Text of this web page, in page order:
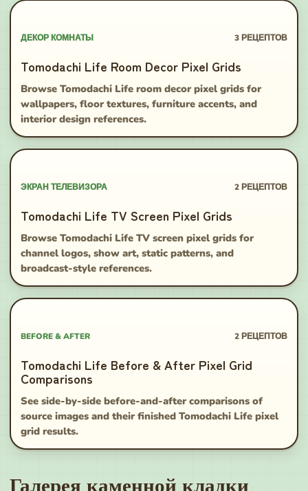
ДЕКОР КОМНАТЫ 3РЕЦЕПТОВ
Tomodachi Life Room Decor Pixel Grids
Browse Tomodachi Life room decor pixel grids for
wallpapers, floor textures, furniture accents, and
interior design references.
ЭКРАН ТЕЛЕВИЗОРА 2РЕЦЕПТОВ
Tomodachi Life TV Screen Pixel Grids
Browse Tomodachi Life TV screen pixel grids for
channel logos, show art, static patterns, and
broadcast-style references.
BEFORE & AFTER 2РЕЦЕПТОВ
Tomodachi Life Before & After Pixel Grid
Comparisons
See side-by-side before-and-after comparisons of
source images and their finished Tomodachi Life pixel
grid results.
Галерея каменной кладки